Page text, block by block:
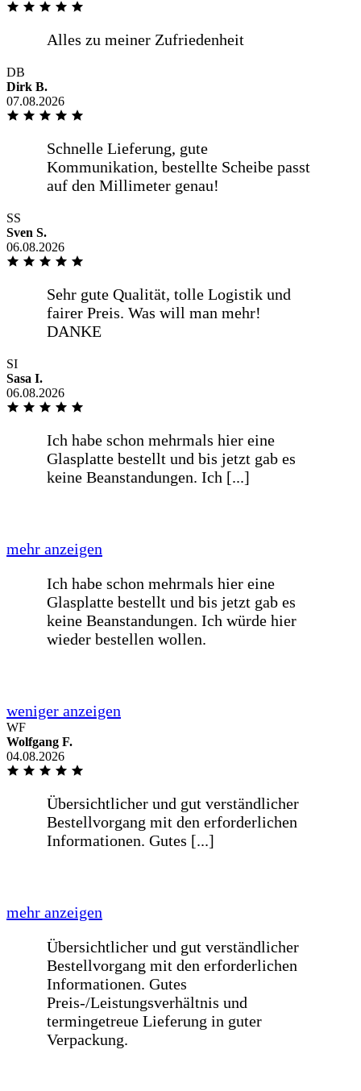
DB
Dirk B.
07.08.2026
SS
Sven S.
06.08.2026
SI
Sasa I.
06.08.2026
WF
Wolfgang F.
04.08.2026
Informationen. Gutes
Preis-/Leistungsverhältnis und
termingetreue Lieferung in guter
weniger anzeigen
Übersichtlicher und gut verständlicher
Informationen. Gutes [...]
Übersichtlicher und gut verständlicher
Bestellvorgang mit den erforderlichen
Informationen. Gutes
termingetreue Lieferung in guter
Verpackung.
Schnelle Lieferung einer Glasplatte für
einen Tisch innerhalb von einer Woche
nach Bestellung. [...]
einen Tisch innerhalb von einer Woche
Millimeter genau!
weniger anzeigen
mehr anzeigen
Liebes BE-GLASS-Team,meine Scheibe
in der Wohnzimmer zerbrach und auf
der Suche nach einem passenden Ersatz
bin ich bei Google auf euch aufmerksam
geworden. Ich war irgendwie noch am